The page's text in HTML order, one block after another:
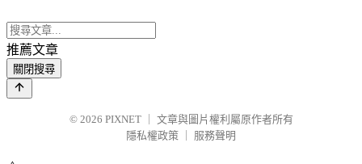
推薦文章
關閉搜尋
© 2026 PIXNET
文章與圖片權利屬原作者所有
隱私權政策
服務聲明